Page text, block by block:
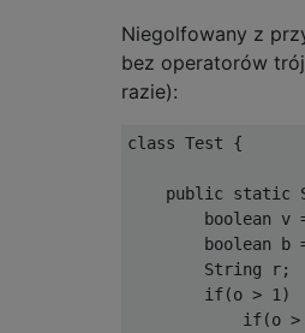
Niegolfowany z
bez operatorów
razie):
class Test {
public static
boolean v
boolean b
        String r;
        if(o > 1)
if(o >